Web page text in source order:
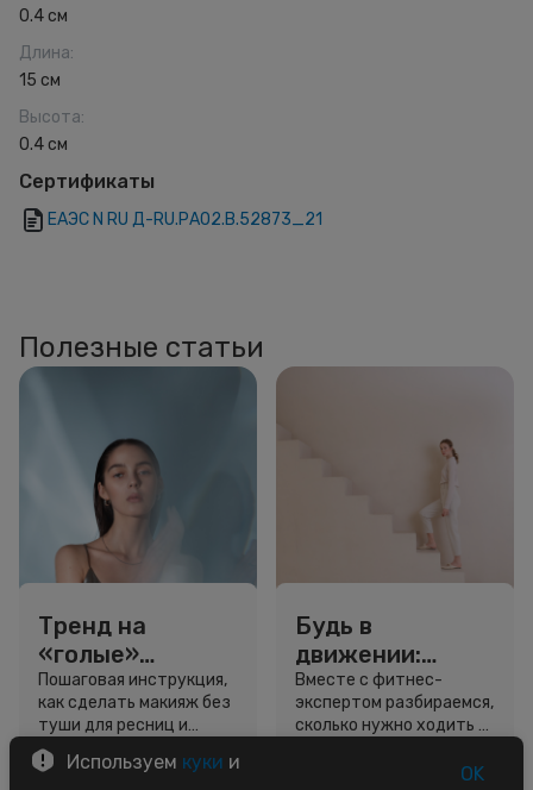
0.4 см
Длина:
15 см
Высота:
0.4 см
Сертификаты
ЕАЭС N RU Д-RU.РА02.В.52873_21
Полезные статьи
Тренд на
«голые»
ресницы: как
выглядеть
свежо, не
используя тушь
Пошаговая инструкция,
как сделать макияж без
туши для ресниц и
звёздный образ для
вдохновения.
Будь в
движении:
сколько нужно
шагов для
красоты и
Вместе с фитнес-
экспертом разбираемся,
сколько нужно ходить и
Используем куки и
OK